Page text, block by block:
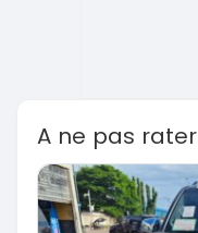
A ne pas rater